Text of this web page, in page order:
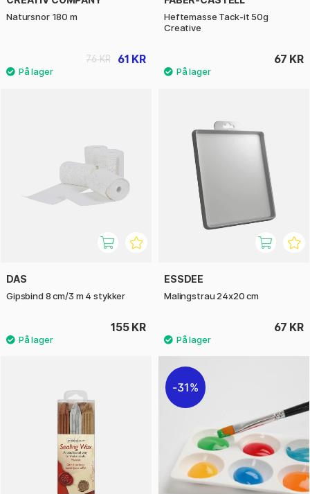
Natursnor 180 m
61 KR
76 KR
Heftemasse Tack-it 50g
Creative
67 KR
DAS
Gipsbind 8 cm/3 m 4 stykker
155 KR
ESSDEE
Malingstrau 24x20 cm
67 KR
31%